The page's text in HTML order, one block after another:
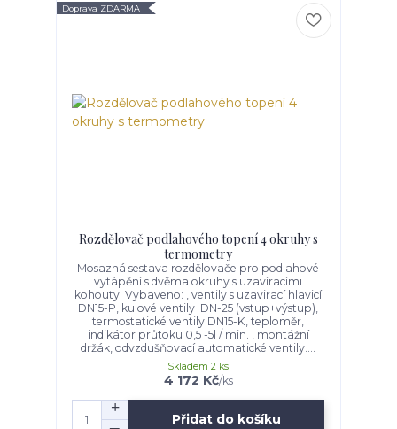
Doprava ZDARMA
Rozdělovač podlahového topení 4 okruhy s
termometry
Mosazná sestava rozdělovače pro podlahové
vytápění s dvěma okruhy s uzavíracími
kohouty. Vybaveno: , ventily s uzavirací hlavicí
DN15-P, kulové ventily DN-25 (vstup+výstup),
termostatické ventily DN15-K, teploměr,
indikátor průtoku 0,5 -5l / min. , montážní
držák, odvzdušňovací automatické ventily....
4 172 Kč/ks
Skladem 2 ks
Přidat do košíku